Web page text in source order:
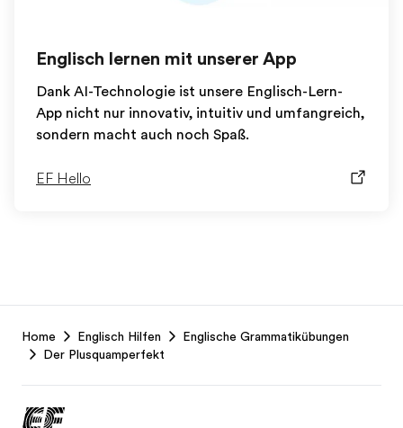
Englisch lernen mit unserer App
Dank AI-Technologie ist unsere Englisch-Lern-
App nicht nur innovativ, intuitiv und umfangreich,
sondern macht auch noch Spaß.
EF Hello
Footer
Home Englisch Hilfen
Englische Grammatikübungen
Der Plusquamperfekt